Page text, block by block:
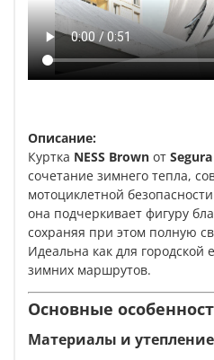
Описание:
Куртка NESS Brown от Segura
сочетание зимнего тепла,
мотоциклетной
она подчеркивает фигуру
сохраняя при этом полную
Идеальна как для городской
зимних маршрутов.
Основные
Материалы и